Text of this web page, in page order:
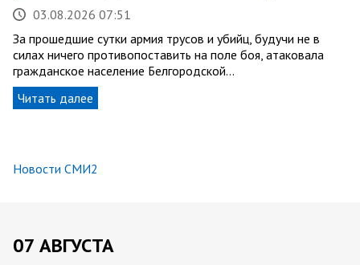
03.08.2026 07:51
За прошедшие сутки армия трусов и убийц, будучи не в
силах ничего противопоставить на поле боя, атаковала
гражданское население Белгородской…
Читать далее
Новости СМИ2
07 АВГУСТА